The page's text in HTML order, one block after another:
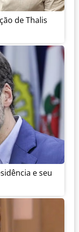
de Thalis
e seu